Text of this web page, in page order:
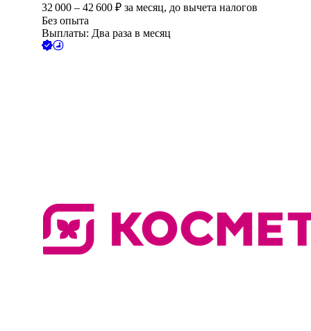
32 000 – 42 600 ₽ за месяц, до вычета налогов
Без опыта
Выплаты: Два раза в месяц